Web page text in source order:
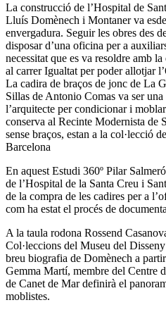
La construcció de l’Hospital de
Lluís Domènech i Montaner va
envergadura. Seguir les obres des
disposar d’una oficina per a
necessitat que es va resoldre amb
al carrer Igualtat per poder allotjar
La cadira de braços de jonc de La
Sillas de Antonio Comas va ser una
l’arquitecte per condicionar i
conserva al Recinte Modernista de
sense braços, estan a la col·lecció
Barcelona
En aquest Estudi 360º Pilar
de l’Hospital de la Santa Creu i
de la compra de les cadires per a
com ha estat el procés de
A la taula rodona Rossend
Col·leccions del Museu del
breu biografia de Domènech a
Gemma Martí, membre del Centre
de Canet de Mar definirà el
moblistes.